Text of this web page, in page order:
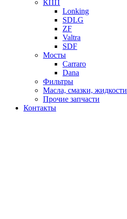
КПП
Lonking
SDLG
ZF
Valtra
SDF
Мосты
Carraro
Dana
Фильтры
Масла, смазки, жидкости
Прочие запчасти
Контакты